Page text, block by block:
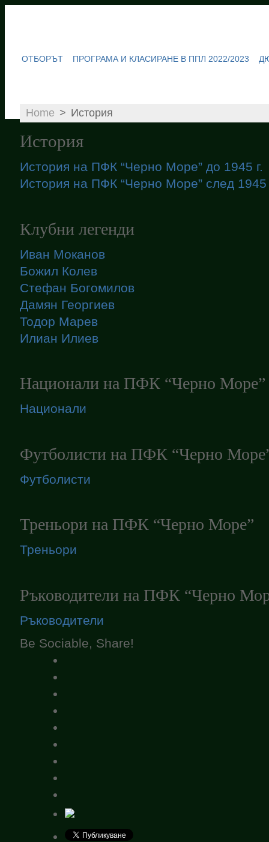
ОТБОРЪТ ПРОГРАМА И КЛАСИРАНЕ В ППЛ 2022/2023
Home > История
История
История на ПФК “Черно Море” до 1945 г.
История на ПФК “Черно Море” след 1945
Клубни легенди
Иван Моканов
Божил Колев
Стефан Богомилов
Дамян Георгиев
Тодор Марев
Илиан Илиев
Национали на ПФК “Черно Море”
Национали
Футболисти на ПФК “Черно
Футболисти
Треньори на ПФК “Черно Море”
Треньори
Ръководители на ПФК “Черно
Ръководители
Be Sociable, Share!